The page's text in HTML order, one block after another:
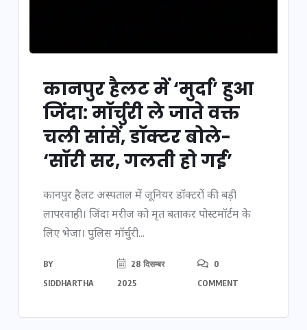
कानपुर हैलट में ‘मुर्दा’ हुआ
जिंदा: मॉर्चुरी ले जाते वक्त
चली सांसें, डॉक्टर बोले-
‘सॉरी सर, गलती हो गई’
कानपुर हैलट अस्पताल में जूनियर डॉक्टरों की बड़ी
लापरवाही। जिंदा मरीज को मृत बताकर पोस्टमॉर्टम के
लिए भेजा। पुलिस मॉर्चुरी...
BY
SIDDHARTHA
28 दिसम्बर
2025
0
COMMENT